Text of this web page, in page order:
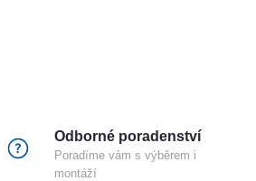
Odborné poradenství
Poradíme vám s výběrem i
montáží